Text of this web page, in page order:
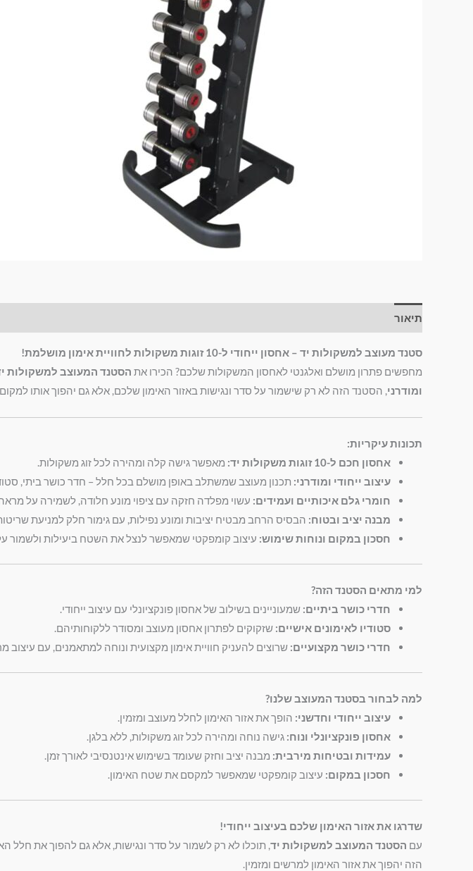
תיאור
סטנד מעוצב למשקולות יד – אחסון ייחודי ל-10 זוגות משקולות לחוויית אימון מושלמת!
מחפשים פתרון מושלם ואלגנטי לאחסון המשקולות שלכם? הכירו את הסטנד המעוצב למשקולות
ומודרני, הסטנד הזה לא רק שישמור על סדר ונגישות באזור האימון שלכם, אלא גם יהפוך אותו
תכונות עיקריות:
אחסון חכם ל-10 זוגות משקולות יד:
מאפשר גישה קלה ומהירה לכל זוג משקולות.
עיצוב ייחודי ומודרני: תכנון מעוצב שמשתלב באופן מושלם בכל חלל – חדר כושר ביתי,
חומרי גלם איכותיים ועמידים: עשוי מפלדה חזקה עם ציפוי מונע חלודה, לשמירה על
מבנה יציב ובטוח: הבסיס הרחב מבטיח יציבות ומונע נפילות, עם גימור חלק למניעת
חסכון במקום ונוחות שימוש: עיצוב קומפקטי שמאפשר לנצל את השטח ביעילות ולשמור על
למי מתאים הסטנד הזה?
חדרי כושר ביתיים: שמעוניינים בשילוב של אחסון פונקציונלי עם עיצוב ייחודי.
סטודיו לאימונים אישיים: שזקוקים לפתרון אחסון מעוצב ומסודר ללקוחותיהם.
חדרי כושר מקצועיים: שרוצים להעניק חוויית אימון מקצועית ונוחה למתאמנים, עם עיצוב
למה לבחור בסטנד המעוצב שלנו?
עיצוב ייחודי וחדשני: הופך את אזור האימון לחלל מעוצב ומזמין.
אחסון פונקציונלי ונוח: גישה נוחה ומהירה לכל זוג משקולות, ללא בלגן.
עמידות ובטיחות מירבית: מבנה יציב וחזק שעומד בשימוש אינטנסיבי לאורך זמן.
חסכון במקום: עיצוב קומפקטי שמאפשר למקסם את שטח האימון.
שדרגו את אזור האימון שלכם בעיצוב ייחודי!
עם הסטנד המעוצב למשקולות יד , תוכלו לא רק לשמור על סדר ונגישות, אלא גם להפוך את חלל
הזה יהפוך את אזור האימון למרשים ומזמין.